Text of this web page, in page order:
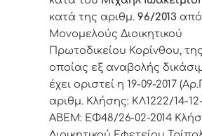
κατά της αριθμ. 96/2013
Μονομελούς Διοικητικού
Πρωτοδικείου Κορίνθου, της
οποίας εξ αναβολής
έχει οριστεί η 19-09-2017
αριθμ. Κλήσης: ΚΛ1222/14-12-
ΑΒΕΜ: ΕΦ48/26-02-2014